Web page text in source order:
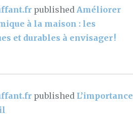
published Améliorer
à la maison : les
et durables à envisager !
published L’importance